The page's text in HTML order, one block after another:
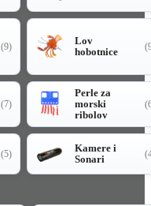
(9)
Lov
hobotnice
(7)
Perle za
morski
ribolov
(5)
Kamere i
Sonari